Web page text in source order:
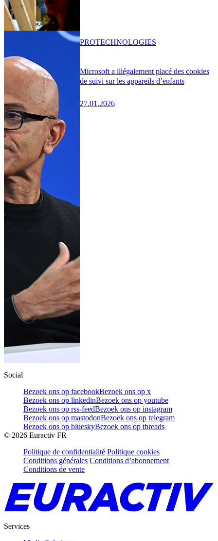
Microsoft a illégalement placé des cookies
de suivi sur les appareils d’enfants
27.01.2026
PROTECHNOLOGIES
Social
Bezoek ons op facebookBezoek ons op x
Bezoek ons op linkedinBezoek ons op youtube
Bezoek ons op rss-feedBezoek ons op instagram
Bezoek ons op mastodonBezoek ons op telegram
Bezoek ons op blueskyBezoek ons op threads
© 2026 Euractiv FR
Politique de confidentialité Politique cookies
Conditions générales Conditions d’abonnement
Conditions de vente
Services